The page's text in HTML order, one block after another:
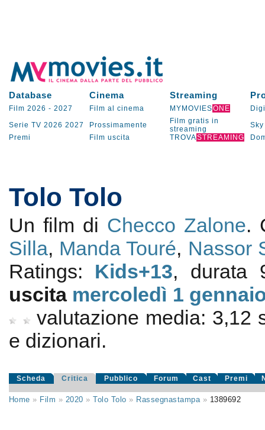
Database Cinema Streaming
Film 2026 - 2027 Film al cinema MYMOVIESONE
Serie TV 2026 2027 Prossimamente
Film gratis in
streaming
Sky
Premi
Film uscita TROVASTREAMING
Tolo Tolo
Un film di Checco Zalone.
Silla, Manda Touré, Nassor
Ratings: Kids+13, durata
uscita mercoledì 1
valutazione media: 3,12
e dizionari.
Scheda Critica Pubblico Forum Cast Premi
Home » Film » 2020 »Tolo Tolo » Rassegnastampa» 1389692